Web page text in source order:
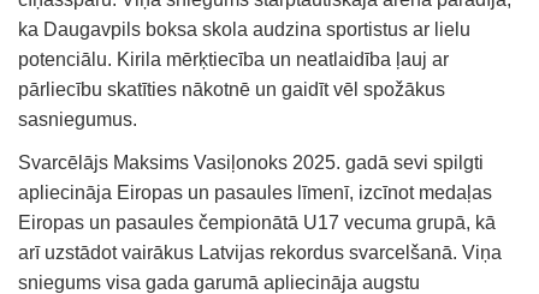
ka Daugavpils boksa skola audzina sportistus ar lielu
potenciālu. Kirila mērķtiecība un neatlaidība ļauj ar
pārliecību skatīties nākotnē un gaidīt vēl spožākus
sasniegumus.
Svarcēlājs Maksims Vasiļonoks 2025. gadā sevi spilgti
apliecināja Eiropas un pasaules līmenī, izcīnot medaļas
Eiropas un pasaules čempionātā U17 vecuma grupā, kā
arī uzstādot vairākus Latvijas rekordus svarcelšanā. Viņa
sniegums visa gada garumā apliecināja augstu